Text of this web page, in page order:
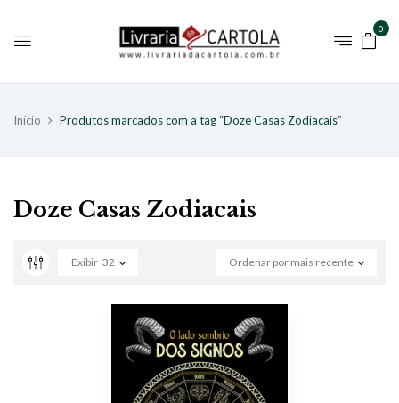
0
Início Produtos marcados com a tag “Doze Casas Zodiacais”
Doze Casas Zodiacais
Ordenar por mais recente
Exibir 32